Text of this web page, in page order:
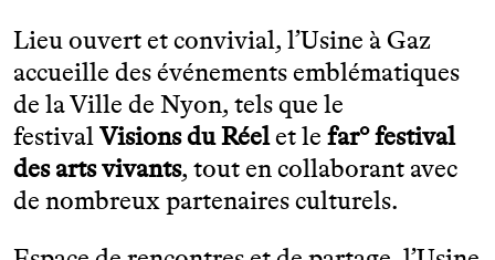
Lieu ouvert et convivial, l’Usine à Gaz
accueille des événements emblématiques
de la Ville de Nyon, tels que le
festivalVisions du Réelet le far° festival
des arts vivants, tout en collaborant avec
de nombreux partenaires culturels.